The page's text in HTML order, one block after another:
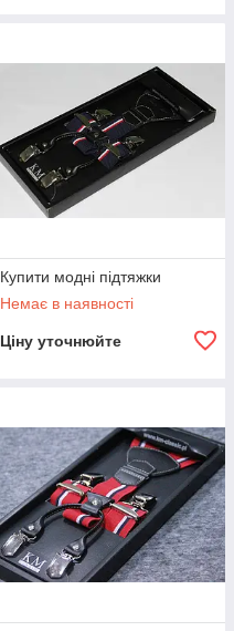
Купити модні підтяжки
Немає в наявності
Ціну уточнюйте